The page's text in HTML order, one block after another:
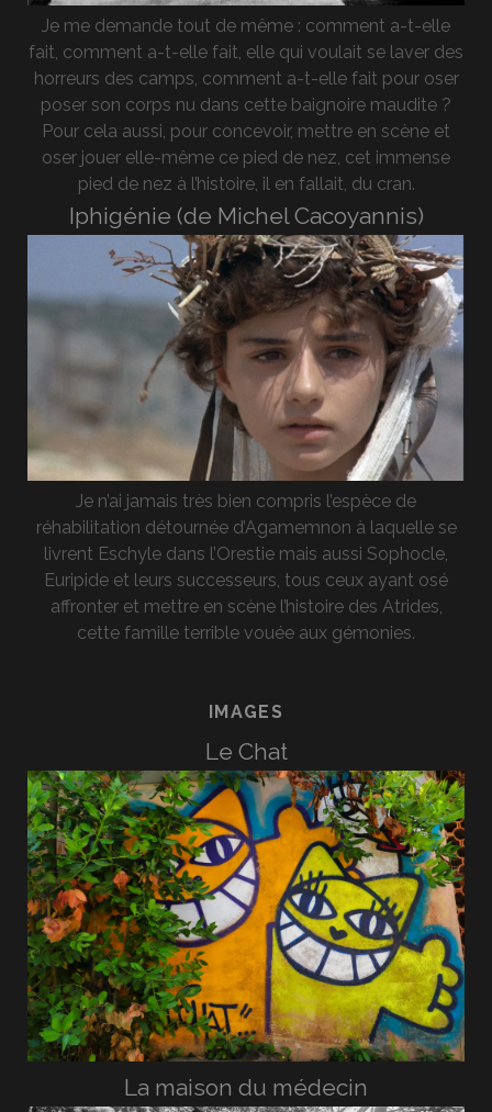
Je me demande tout de même : comment a-t-elle
fait, comment a-t-elle fait, elle qui voulait se laver des
horreurs des camps, comment a-t-elle fait pour oser
poser son corps nu dans cette baignoire maudite ?
Pour cela aussi, pour concevoir, mettre en scène et
oser jouer elle-même ce pied de nez, cet immense
pied de nez à l’histoire, il en fallait, du cran.
Iphigénie (de Michel Cacoyannis)
Je n’ai jamais très bien compris l’espèce de
réhabilitation détournée d’Agamemnon à laquelle se
livrent Eschyle dans l’Orestie mais aussi Sophocle,
Euripide et leurs successeurs, tous ceux ayant osé
affronter et mettre en scène l’histoire des Atrides,
cette famille terrible vouée aux gémonies.
IMAGES
Le Chat
La maison du médecin